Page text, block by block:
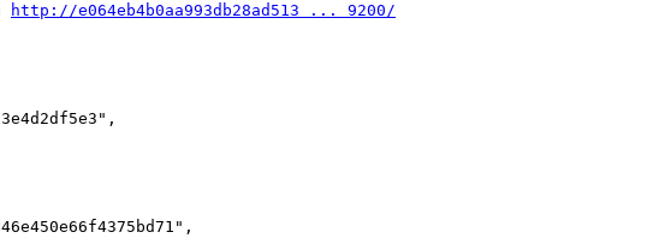
http://e064eb4b0aa993db28ad513 ... 9200/